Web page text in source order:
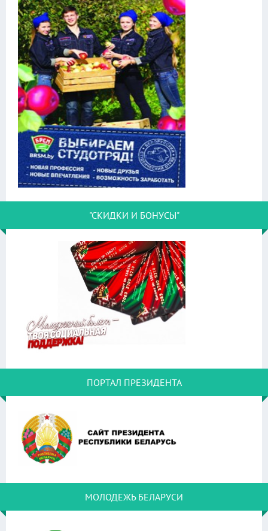
"СКИДКИ И БОНУСЫ"
ПОРТАЛ ПРЕЗИДЕНТА
МОЛОДЕЖЬ БЕЛАРУСИ